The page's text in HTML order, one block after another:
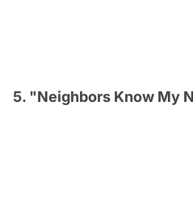
5. "Neighbors Know My